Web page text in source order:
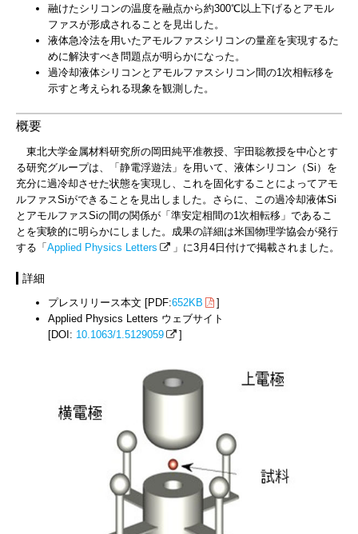
融けたシリコンの温度を融点から約300℃以上下げるとアモル
ファスが形成されることを見出した。
液体急冷法を用いたアモルファスシリコンの量産を実現するた
めに解決すべき問題点が明らかになった。
過冷却液体シリコンとアモルファスシリコン間の1次相転移を
示すと考えられる現象を観測した。
概要
東北大学金属材料研究所の岡田純平准教授、宇田聡教授を中心とす
る研究グループは、「静電浮遊法」を用いて、液体シリコン（Si）を
充分に過冷却させた状態を実現し、これを固化することによってアモ
ルファスSiができることを見出しました。さらに、この過冷却液体Si
とアモルファスSiの間の関係が「準安定相間の1次相転移」であるこ
とを実験的に明らかにしました。成果の詳細は米国物理学協会が発行
する「 Applied Physics Letters 」に3月4日付けで掲載されました。
詳細
プレスリリース本文 [PDF:652KB
]
Applied Physics Letters ウェブサイト
[DOI: 10.1063/1.5129059 ]